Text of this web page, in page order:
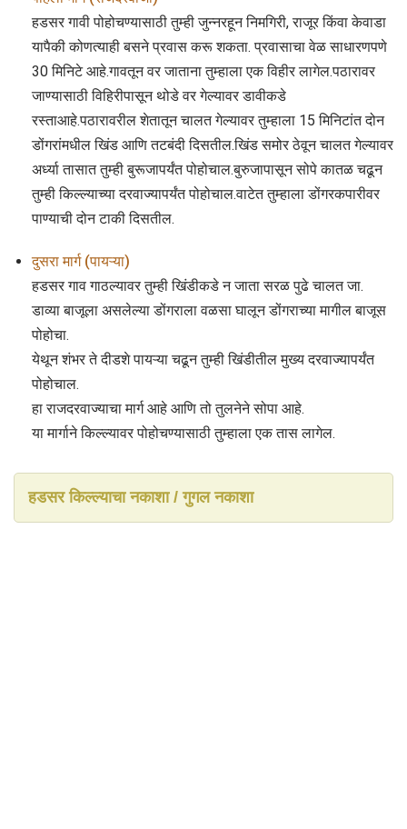
हडसर गावी पोहोचण्यासाठी तुम्ही जुन्नरहून निमगिरी, राजूर किंवा केवाडा
यापैकी कोणत्याही बसने प्रवास करू शकता. प्रवासाचा वेळ साधारणपणे
30 मिनिटे आहे.गावतून वर जाताना तुम्हाला एक विहीर लागेल.पठारावर
जाण्यासाठी विहिरीपासून थोडे वर गेल्यावर डावीकडे
रस्ताआहे.पठारावरील शेतातून चालत गेल्यावर तुम्हाला 15 मिनिटांत दोन
डोंगरांमधील खिंड आणि तटबंदी दिसतील.खिंड समोर ठेवून चालत गेल्यावर
अर्ध्या तासात तुम्ही बुरूजापर्यंत पोहोचाल.बुरुजापासून सोपे कातळ चढून
तुम्ही किल्ल्याच्या दरवाज्यापर्यंत पोहोचाल.वाटेत तुम्हाला डोंगरकपारीवर
पाण्याची दोन टाकी दिसतील.
दुसरा मार्ग (पायऱ्या)
हडसर गाव गाठल्यावर तुम्ही खिंडीकडे न जाता सरळ पुढे चालत जा.
डाव्या बाजूला असलेल्या डोंगराला वळसा घालून डोंगराच्या मागील बाजूस
पोहोचा.
येथून शंभर ते दीडशे पायऱ्या चढून तुम्ही खिंडीतील मुख्य दरवाज्यापर्यंत
पोहोचाल.
हा राजदरवाज्याचा मार्ग आहे आणि तो तुलनेने सोपा आहे.
या मार्गाने किल्ल्यावर पोहोचण्यासाठी तुम्हाला एक तास लागेल.
हडसर किल्ल्याचा नकाशा / गुगल नकाशा